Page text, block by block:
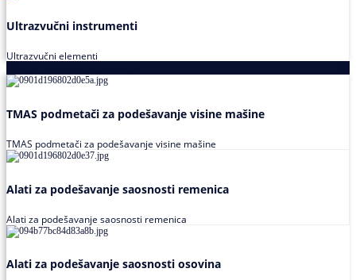
Ultrazvučni instrumenti
Ultrazvučni elementi
TMAS podmetači za podešavanje visine mašine
TMAS podmetači za podešavanje visine mašine
Alati za podešavanje saosnosti remenica
Alati za podešavanje saosnosti remenica
Alati za podešavanje saosnosti osovina